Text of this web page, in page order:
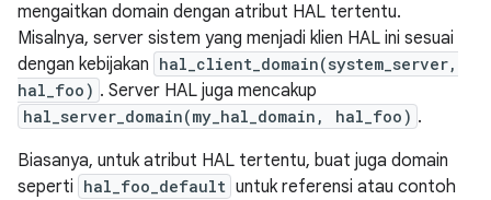
mengaitkan domain dengan atribut HAL tertentu.
Misalnya, server sistem yang menjadi klien HAL ini sesuai
dengan kebijakan hal_client_domain(system_server,
hal_foo) . Server HAL juga mencakup
hal_server_domain(my_hal_domain, hal_foo) .
Biasanya, untuk atribut HAL tertentu, buat juga domain
seperti hal_foo_default untuk referensi atau contoh